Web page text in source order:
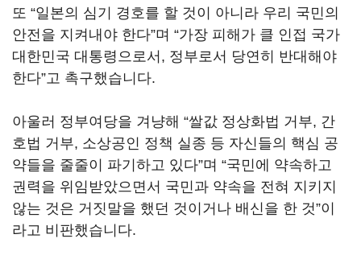
또 “일본의 심기 경호를 할 것이 아니라 우리 국민의
안전을 지켜내야 한다”며 “가장 피해가 클 인접 국가
대한민국 대통령으로서, 정부로서 당연히 반대해야
한다”고 촉구했습니다.
아울러 정부여당을 겨냥해 “쌀값 정상화법 거부, 간
호법 거부, 소상공인 정책 실종 등 자신들의 핵심 공
약들을 줄줄이 파기하고 있다”며 “국민에 약속하고
권력을 위임받았으면서 국민과 약속을 전혀 지키지
않는 것은 거짓말을 했던 것이거나 배신을 한 것”이
라고 비판했습니다.